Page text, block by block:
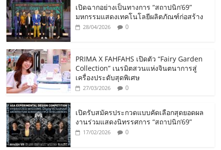
เปิดฉากอย่างเป็นทางการ “สถาปนิก’69”
มหกรรมแสดงเทคโนโลยีผลิตภัณฑ์ก่อสร้าง
28/04/2026 0
PRIMA X FAHFAHS เปิดตัว “Fairy Garden
Collection” เนรมิตสวนแห่งจินตนาการสู่
เครื่องประดับสุดพิเศษ
27/03/2026 0
เปิดรับสมัครประกวดแบบคัดเลือกสุดยอดผล
งานร่วมแสดงนิทรรศการ “สถาปนิก’69”
17/02/2026 0